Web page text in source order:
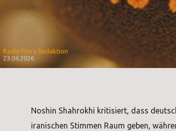
Radio Flora Redaktion
23.04.2026
Noshin Shahrokhi kritisiert, dass
iranischen Stimmen Raum geben,